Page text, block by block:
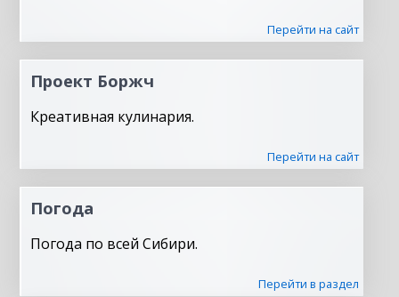
Перейти на сайт
Проект Боржч
Креативная кулинария.
Перейти на сайт
Погода
Погода по всей Сибири.
Перейти в раздел